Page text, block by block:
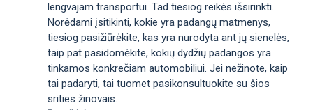
lengvajam transportui. Tad tiesiog reikės išsirinkti.
Norėdami įsitikinti, kokie yra padangų matmenys,
tiesiog pasižiūrėkite, kas yra nurodyta ant jų sienelės,
taip pat pasidomėkite, kokių dydžių padangos yra
tinkamos konkrečiam automobiliui. Jei nežinote, kaip
tai padaryti, tai tuomet pasikonsultuokite su šios
srities žinovais.